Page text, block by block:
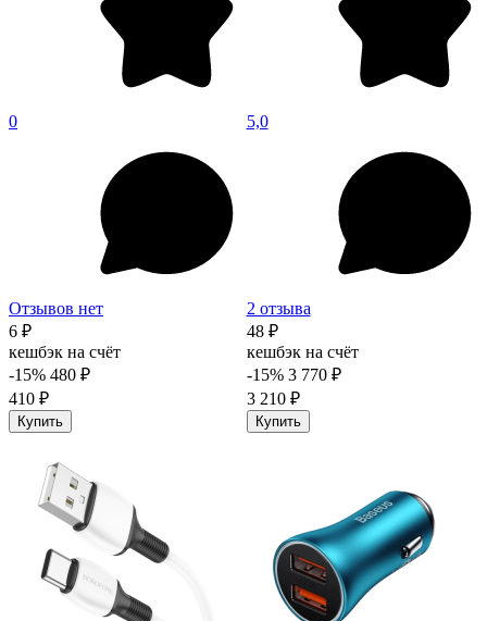
0
Отзывов нет
6 ₽
кешбэк на счёт
-15% 480 ₽
410 ₽
Купить
5,0
2 отзыва
48 ₽
кешбэк на счёт
-15% 3 770 ₽
3 210 ₽
Купить